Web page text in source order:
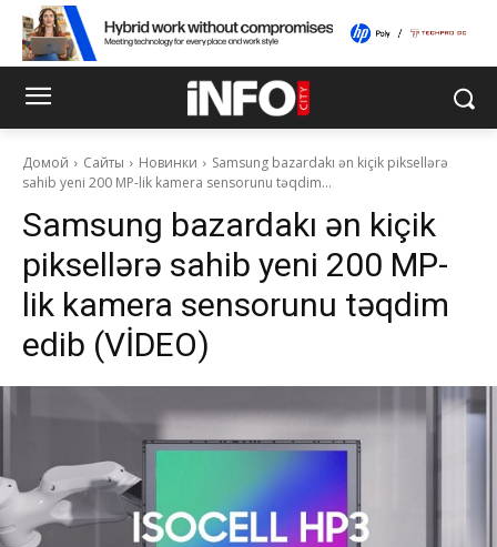
Домой Сайты Новинки
Samsung bazardakı ən kiçik piksellərə
sahib yeni 200 MP-lik kamera sensorunu təqdim...
Samsung bazardakı ən kiçik
piksellərə sahib yeni 200 MP-
lik kamera sensorunu təqdim
edib (VİDEO)